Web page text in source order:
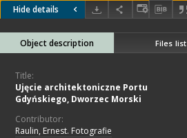
Hide details
Object description Files list
Title:
Ujęcie architektoniczne Portu
Gdyńskiego, Dworzec Morski
Contributor:
Raulin, Ernest. Fotografie